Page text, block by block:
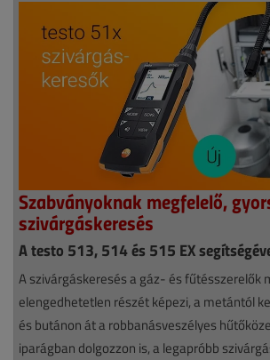
Szabványoknak megfelelő,
szivárgáskeresés
A testo 513, 514 és 515 EX
Hírek
2026.
július
A szivárgáskeresés a gáz- és fűtésszerelők
elengedhetetlen részét képezi, a metántól
és butánon át a robbanásveszélyes
iparágban dolgozzon is, a legapróbb